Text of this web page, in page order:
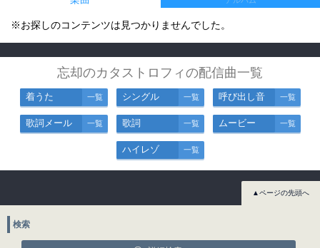
※お探しのコンテンツは見つかりませんでした。
忘却のカタストロフィの配信曲一覧
着うた 一覧 シングル 一覧 呼び出し音 一覧
歌詞メール 一覧 歌詞 一覧 ムービー 一覧
ハイレゾ 一覧
▲ページの先頭へ
検索